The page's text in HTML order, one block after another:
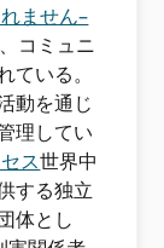
ません–
コミュニ
いる。
動を通じ
理してい
ス世界中
する独立
体とし